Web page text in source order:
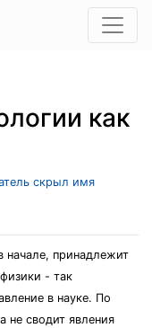
как
скрыл имя
начале, принадлежит
- так
в науке. По
не сводит явления